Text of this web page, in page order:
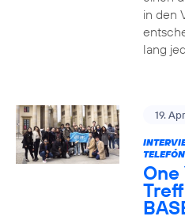
in den
lang
19.